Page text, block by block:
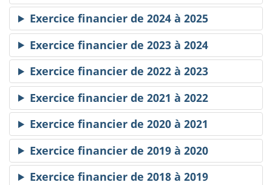
Exercice financier de 2024 à 2025
Exercice financier de 2023 à 2024
Exercice financier de 2022 à 2023
Exercice financier de 2021 à 2022
Exercice financier de 2020 à 2021
Exercice financier de 2019 à 2020
Exercice financier de 2018 à 2019